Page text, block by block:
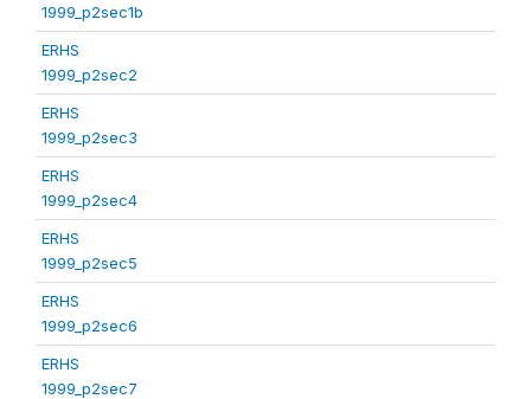
1999_p2sec1b
ERHS
1999_p2sec2
ERHS
1999_p2sec3
ERHS
1999_p2sec4
ERHS
1999_p2sec5
ERHS
1999_p2sec6
ERHS
1999_p2sec7